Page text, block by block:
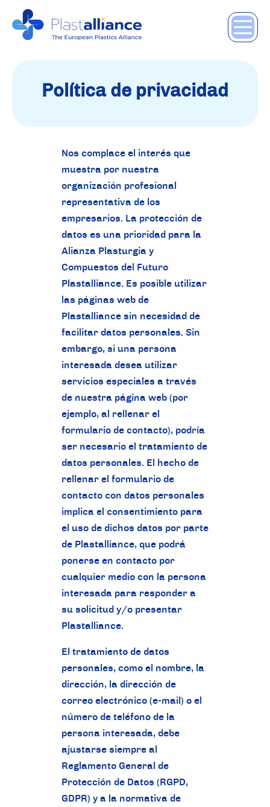
Política de privacidad
Nos complace el interés que
muestra por nuestra
organización profesional
representativa de los
empresarios. La protección de
datos es una prioridad para la
Alianza Plasturgia y
Compuestos del Futuro
Plastalliance. Es posible utilizar
las páginas web de
Plastalliance sin necesidad de
facilitar datos personales. Sin
embargo, si una persona
interesada desea utilizar
servicios especiales a través
de nuestra página web (por
ejemplo, al rellenar el
formulario de contacto), podría
ser necesario el tratamiento de
datos personales. El hecho de
rellenar el formulario de
contacto con datos personales
implica el consentimiento para
el uso de dichos datos por parte
de Plastalliance, que podrá
ponerse en contacto por
cualquier medio con la persona
interesada para responder a
su solicitud y/o presentar
Plastalliance.
El tratamiento de datos
personales, como el nombre, la
dirección, la dirección de
correo electrónico (e-mail) o el
número de teléfono de la
persona interesada, debe
ajustarse siempre al
Reglamento General de
Protección de Datos (RGPD,
GDPR) y a la normativa de